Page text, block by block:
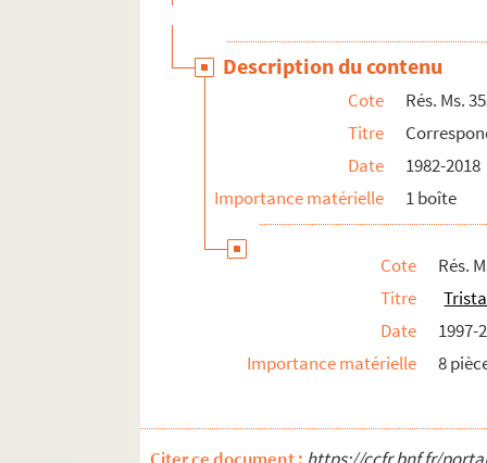
Description du contenu
Cote
Rés. Ms.
Titre
Date
1982-2018
Importance matérielle
1 boîte
Cote
Rés.
Titre
Date
1997-
Importance matérielle
8